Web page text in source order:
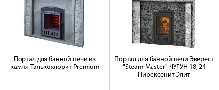
Портал для банной печи из
камня Талькохлорит Premium
Портал для банной печи Эверест
"Steam Master" ЧУГУН 18, 24
Пироксенит Элит